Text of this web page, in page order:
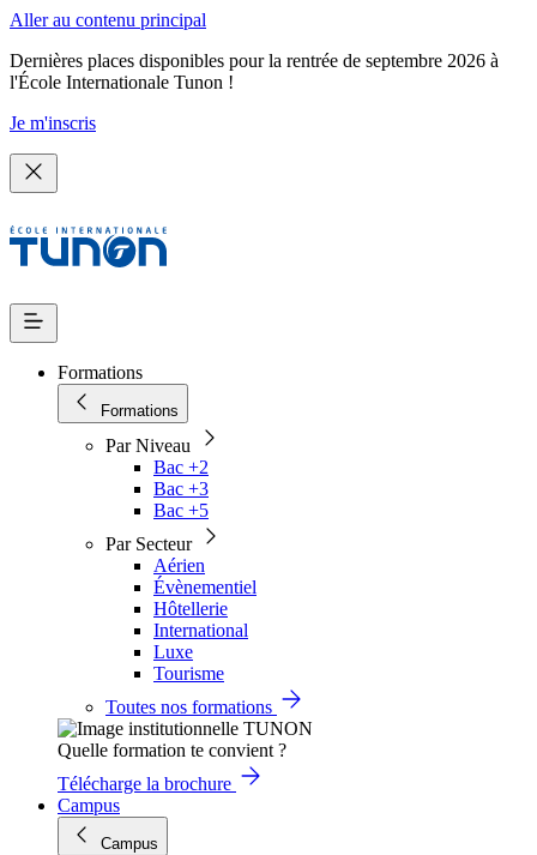
Aller au contenu principal
Dernières places disponibles pour la rentrée de septembre 2026 à
l'École Internationale Tunon !
Je m'inscris
Formations
Formations
Par Niveau
Bac +2
Bac +3
Bac +5
Par Secteur
Aérien
Évènementiel
Hôtellerie
International
Luxe
Tourisme
Toutes nos formations
Quelle formation te convient ?
Télécharge la brochure
Campus
Campus